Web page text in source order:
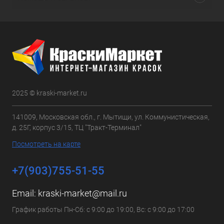
2025 © kraski-market.ru
141009, Московская обл., г. Мытищи, ул. Коммунистическая,
д. 25Г, корпус 3/15, ТЦ "Тракт-Терминал"
Посмотреть на карте
+7(903)755-51-55
Email: kraski-market@mail.ru
График работы Пн-Сб: с 9:00 до 19:00, Вс: с 9:00 до 17:00